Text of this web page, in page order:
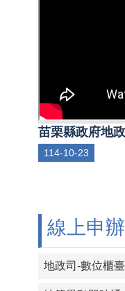
114-10-23
線上申辦
地政司-數位櫃臺